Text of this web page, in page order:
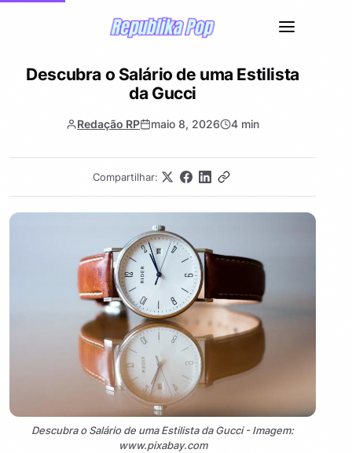
Descubra o Salário de uma Estilista
da Gucci
Redação RP maio 8, 2026 4 min
Compartilhar:
Descubra o Salário de uma Estilista da Gucci - Imagem:
www.pixabay.com